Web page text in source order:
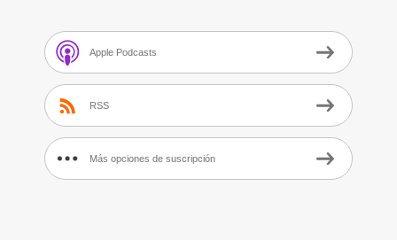
Apple Podcasts
RSS
Más opciones de suscripción